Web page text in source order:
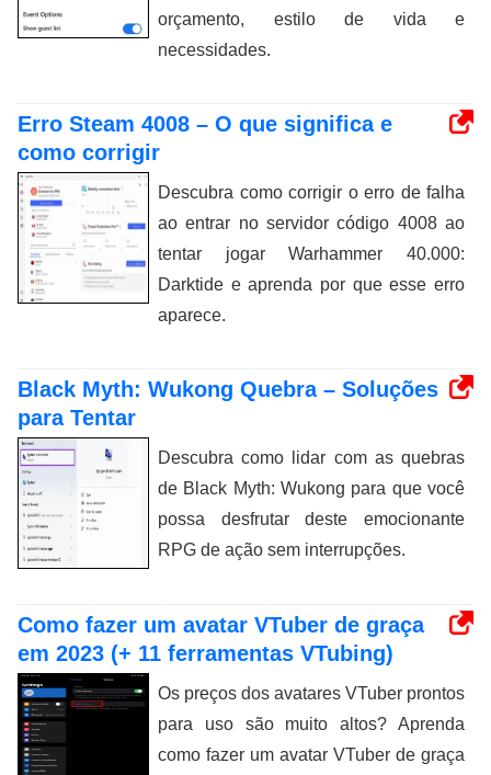
orçamento, estilo de vida e
necessidades.
Erro Steam 4008 – O que significa e
como corrigir
Descubra como corrigir o erro de falha
ao entrar no servidor código 4008 ao
tentar jogar Warhammer 40.000:
Darktide e aprenda por que esse erro
aparece.
Black Myth: Wukong Quebra – Soluções
para Tentar
Descubra como lidar com as quebras
de Black Myth: Wukong para que você
possa desfrutar deste emocionante
RPG de ação sem interrupções.
Como fazer um avatar VTuber de graça
em 2023 (+ 11 ferramentas VTubing)
Os preços dos avatares VTuber prontos
para uso são muito altos? Aprenda
como fazer um avatar VTuber de graça